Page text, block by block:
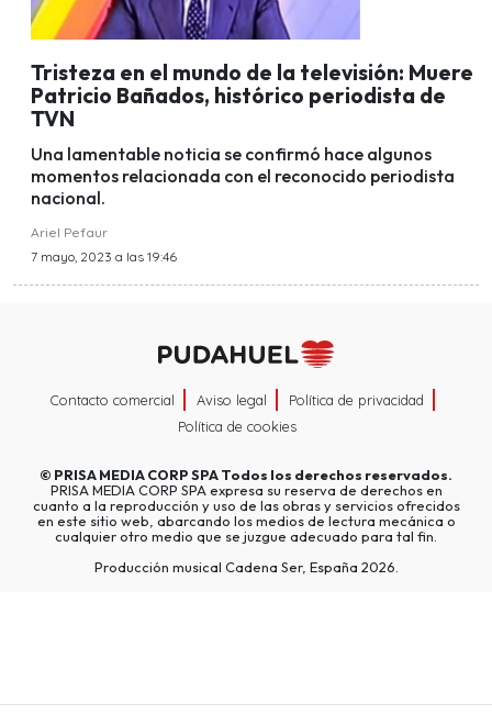
Tristeza en el mundo de la televisión: Muere
Patricio Bañados, histórico periodista de
TVN
Una lamentable noticia se confirmó hace algunos
momentos relacionada con el reconocido periodista
nacional.
Ariel Pefaur
7 mayo, 2023 a las 19:46
Contacto comercial Aviso legal
Política de privacidad
Política de cookies
© PRISA MEDIA CORP SPATodos los derechos reservados.
PRISA MEDIA CORP SPA expresa su reserva de derechos en
cuanto a la reproducción y uso de las obras y servicios ofrecidos
en este sitio web, abarcando los medios de lectura mecánica o
cualquier otro medio que se juzgue adecuado para tal fin.
Producción musical Cadena Ser, España 2026.